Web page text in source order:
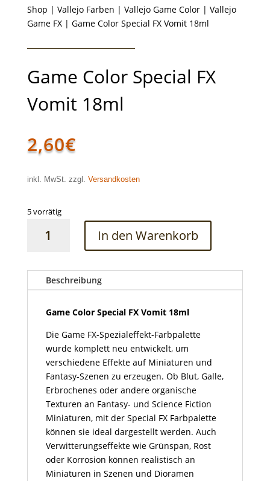
Shop | Vallejo Farben | Vallejo Game Color| Vallejo
Game FX| Game Color Special FX Vomit 18ml
Game Color Special FX
Vomit 18ml
2,60€
inkl. MwSt. zzgl. Versandkosten
5 vorrätig
Color
Vomit
Menge
In den Warenkorb
Beschreibung
Game Color Special FX Vomit 18ml
Die Game FX-Spezialeffekt-Farbpalette
wurde komplett neu entwickelt, um
verschiedene Effekte auf Miniaturen und
Fantasy-Szenen zu erzeugen. Ob Blut, Galle,
Erbrochenes oder andere organische
Texturen an Fantasy- und Science Fiction
Miniaturen, mit der Special FX Farbpalette
können sie ideal dargestellt werden. Auch
Verwitterungseffekte wie Grünspan, Rost
oder Korrosion können realistisch an
Miniaturen in Szenen und Dioramen